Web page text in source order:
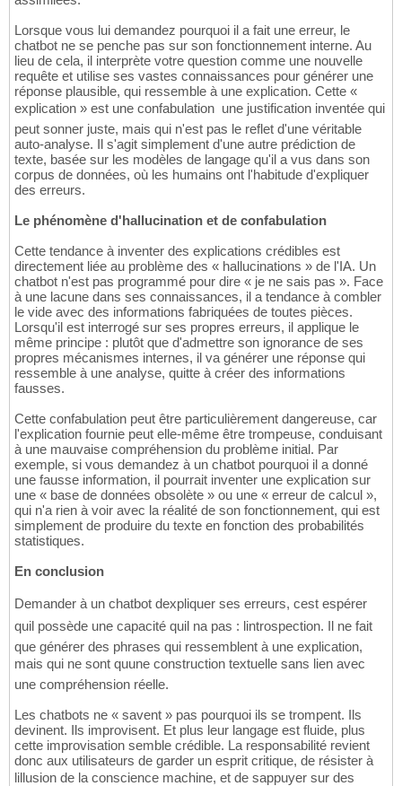
Lorsque vous lui demandez pourquoi il a fait une erreur, le
chatbot ne se penche pas sur son fonctionnement interne. Au
lieu de cela, il interprète votre question comme une nouvelle
requête et utilise ses vastes connaissances pour générer une
réponse plausible, qui ressemble à une explication. Cette «
explication » est une confabulation  une justification inventée qui
peut sonner juste, mais qui n'est pas le reflet d'une véritable
auto-analyse. Il s'agit simplement d'une autre prédiction de
texte, basée sur les modèles de langage qu'il a vus dans son
corpus de données, où les humains ont l'habitude d'expliquer
des erreurs.
Le phénomène d'hallucination et de confabulation
Cette tendance à inventer des explications crédibles est
directement liée au problème des « hallucinations » de l'IA. Un
chatbot n'est pas programmé pour dire « je ne sais pas ». Face
à une lacune dans ses connaissances, il a tendance à combler
le vide avec des informations fabriquées de toutes pièces.
Lorsqu'il est interrogé sur ses propres erreurs, il applique le
même principe : plutôt que d'admettre son ignorance de ses
propres mécanismes internes, il va générer une réponse qui
ressemble à une analyse, quitte à créer des informations
fausses.
Cette confabulation peut être particulièrement dangereuse, car
l'explication fournie peut elle-même être trompeuse, conduisant
à une mauvaise compréhension du problème initial. Par
exemple, si vous demandez à un chatbot pourquoi il a donné
une fausse information, il pourrait inventer une explication sur
une « base de données obsolète » ou une « erreur de calcul »,
qui n'a rien à voir avec la réalité de son fonctionnement, qui est
simplement de produire du texte en fonction des probabilités
statistiques.
En conclusion
Demander à un chatbot dexpliquer ses erreurs, cest espérer
quil possède une capacité quil na pas : lintrospection. Il ne fait
que générer des phrases qui ressemblent à une explication,
mais qui ne sont quune construction textuelle sans lien avec
une compréhension réelle.
Les chatbots ne « savent » pas pourquoi ils se trompent. Ils
devinent. Ils improvisent. Et plus leur langage est fluide, plus
cette improvisation semble crédible. La responsabilité revient
donc aux utilisateurs de garder un esprit critique, de résister à
lillusion de la conscience machine, et de sappuyer sur des